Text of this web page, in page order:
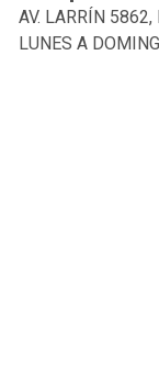
AV. LARRÍN
LUNES A